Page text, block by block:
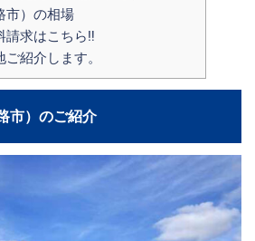
市）の相場
請求はこちら‼
紹介します。
市）のご紹介